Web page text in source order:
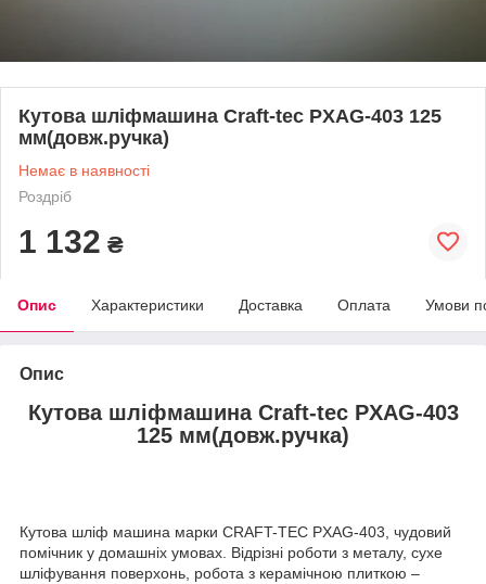
Кутова шліфмашина Craft-tec PXAG-403 125
мм(довж.ручка)
Немає в наявності
Роздріб
1 132 ₴
Опис Характеристики Доставка Оплата Умови
Опис
Кутова шліфмашина Craft-tec PXAG-403
125 мм(довж.ручка)
Кутова шліф машина марки CRAFT-TEC PXAG-403, чудовий
помічник у домашніх умовах. Відрізні роботи з металу, сухе
шліфування поверхонь, робота з керамічною плиткою –